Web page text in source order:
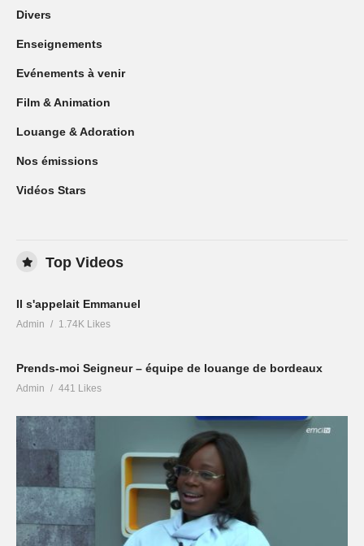
Divers
Enseignements
Evénements à venir
Film & Animation
Louange & Adoration
Nos émissions
Vidéos Stars
Top Videos
Il s'appelait Emmanuel
Admin 1.74K Likes
Prends-moi Seigneur – équipe de louange de bordeaux
Admin 441 Likes